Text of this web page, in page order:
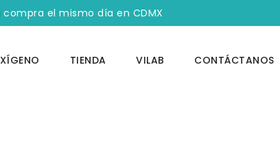
compra el mismo día en CDMX
TIENDA VILAB CONTÁCTANOS